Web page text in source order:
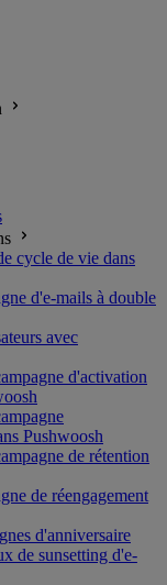
cycle de vie dans
d'e-mails à double
avec
d'activation
Pushwoosh
de rétention
de réengagement
d'anniversaire
de sunsetting d'e-